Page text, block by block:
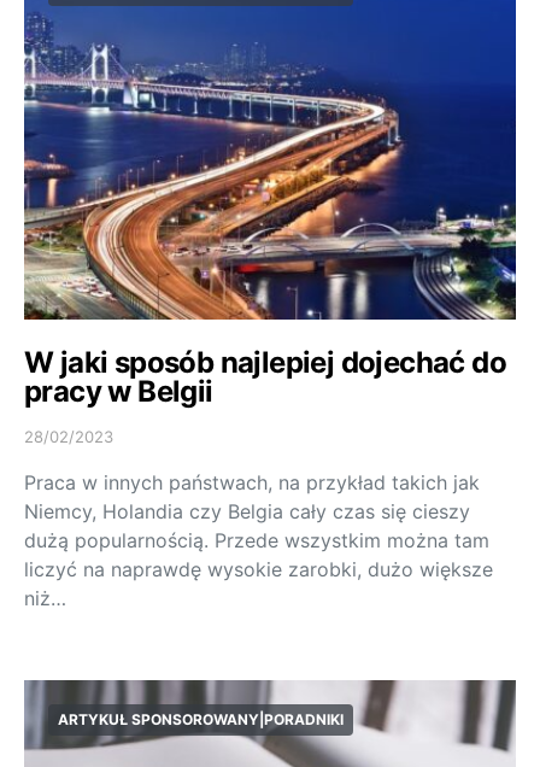
W jaki sposób najlepiej dojechać do
pracy w Belgii
28/02/2023
Praca w innych państwach, na przykład takich jak
Niemcy, Holandia czy Belgia cały czas się cieszy
dużą popularnością. Przede wszystkim można tam
liczyć na naprawdę wysokie zarobki, dużo większe
niż…
ARTYKUŁ SPONSOROWANY|PORADNIKI